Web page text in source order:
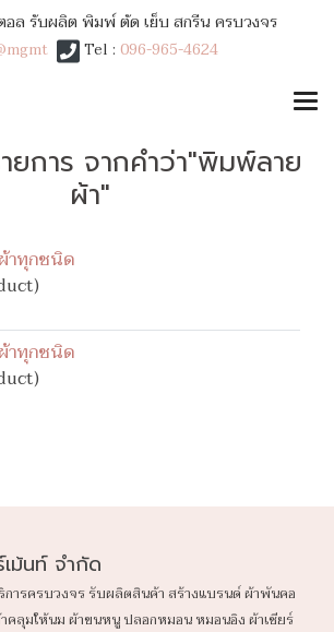
ล รับผลิต พิมพ์ ตัด เย็บ สกรีน ครบวงจร
Tel : 096-965-4624
การ จากคำว่า"พิมพ์ลาย
ผ้า"
าทุกชนิด
าทุกชนิด
ม้นท์ จำกัด
ารครบวงจร รับผลิตสินค้า สร้างแบรนด์ ผ้าพันคอ
คลุมให้นม ผ้าขนหนู ปลอกหมอน หมอนอิง ผ้าเชียร์